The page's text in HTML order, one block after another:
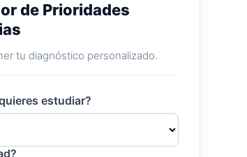
de Prioridades
tu diagnóstico personalizado.
estudiar?